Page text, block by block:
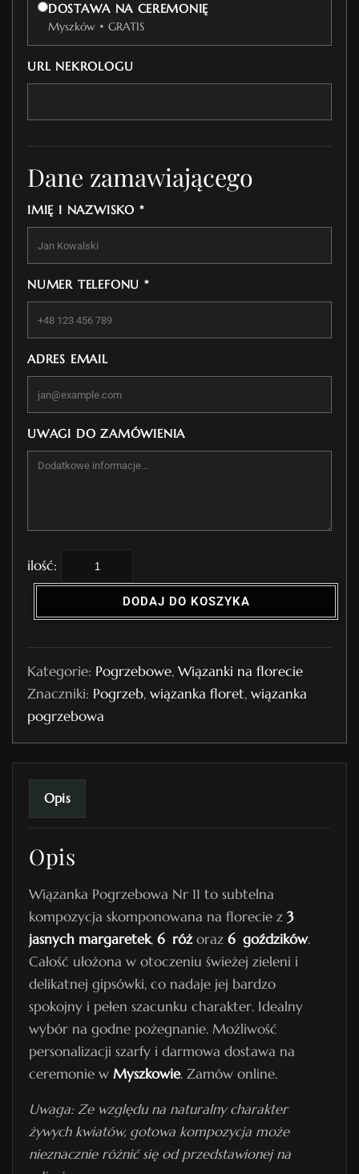
DOSTAWA NA CEREMONIĘ
Myszków • GRATIS
URL NEKROLOGU
Dane zamawiającego
IMIĘ I NAZWISKO *
NUMER TELEFONU *
ADRES EMAIL
UWAGI DO ZAMÓWIENIA
l
ć
W
i
ą
z
a
n
k
a
P
g
r
z
e
b
o
w
a
N
1
DODAJ DO KOSZYKA
Kategorie: Pogrzebowe, Wiązanki na florecie
Znaczniki: Pogrzeb, wiązanka floret, wiązanka
pogrzebowa
Opis
Opis
Wiązanka Pogrzebowa Nr 11 to subtelna
kompozycja skomponowana na florecie z 3
jasnych margaretek, 6 różoraz 6 goździków.
Całość ułożona w otoczeniu świeżej zieleni i
delikatnej gipsówki, co nadaje jej bardzo
spokojny i pełen szacunku charakter. Idealny
wybór na godne pożegnanie. Możliwość
personalizacji szarfy i darmowa dostawa na
ceremonie w Myszkowie. Zamów online.
Uwaga: Ze względu na naturalny charakter
żywych kwiatów, gotowa kompozycja może
nieznacznie różnić się od przedstawionej na